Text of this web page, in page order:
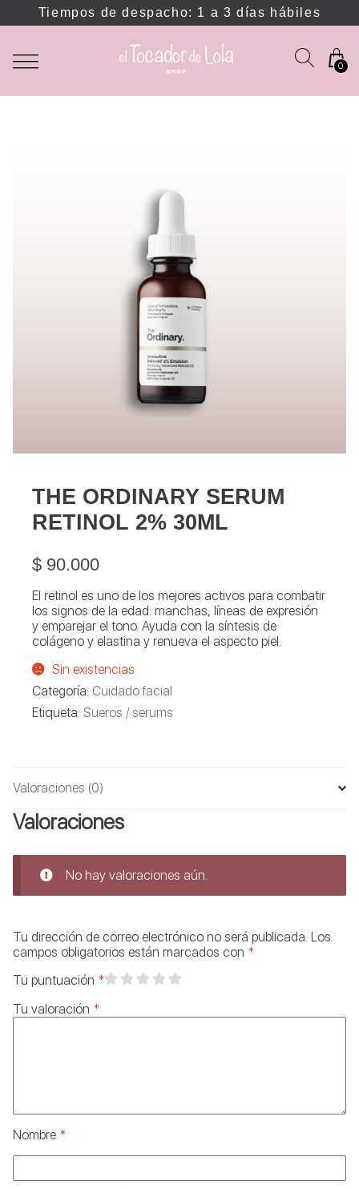
Tiempos de despacho: 1 a 3 días hábiles
0
THE ORDINARY SERUM
RETINOL 2% 30ML
$ 90.000
El retinol es uno de los mejores activos para combatir
los signos de la edad: manchas, líneas de expresión
y emparejar el tono. Ayuda con la síntesis de
colágeno y elastina y renueva el aspecto piel.
Sin existencias
Categoría: Cuidado facial
Etiqueta: Sueros / serums
Valoraciones (0)
Valoraciones
No hay valoraciones aún.
Tu dirección de correo electrónico no será publicada. Los
campos obligatorios están marcados con *
Tu puntuación *
Tu valoración *
Nombre *